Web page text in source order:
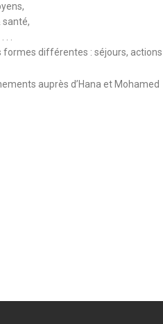
santé,
.
formes différentes : séjours,
auprès d’Hana et Mohamed